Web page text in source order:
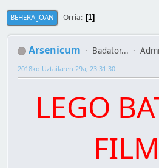
BEHERA JOAN Orria 1
Arsenicum Badator...
2018ko Uztailaren 29a, 23:31:30
LEGO